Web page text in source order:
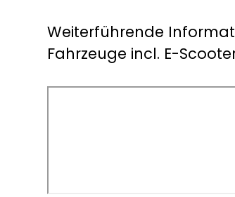
Weiterführende
Fahrzeuge incl. E-